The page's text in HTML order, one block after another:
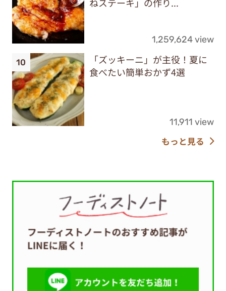
1,259,624 view
「ズッキーニ」が主役！夏に
食べたい簡単おかず4選
11,911 view
もっと見る